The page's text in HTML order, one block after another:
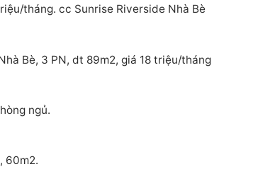
tháng. cc Sunrise Riverside Nhà Bè
Bè, 3 PN, dt 89m2, giá 18 triệu/tháng
ngủ.
60m2.